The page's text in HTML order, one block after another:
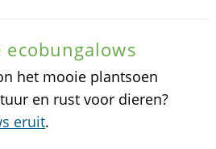
het mooie plantsoen
en rust voor dieren?
eruit.